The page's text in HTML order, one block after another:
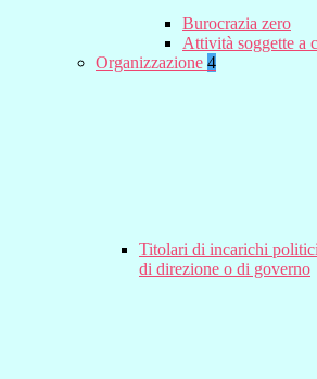
Burocrazia zero
Attività soggette a
Organizzazione 4
Titolari di incarichi
di direzione o di governo